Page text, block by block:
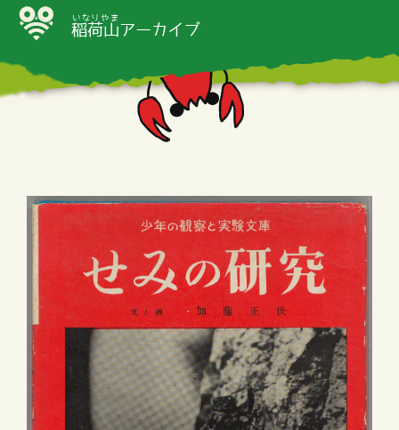
稲荷山
いなりやま
アーカイブ